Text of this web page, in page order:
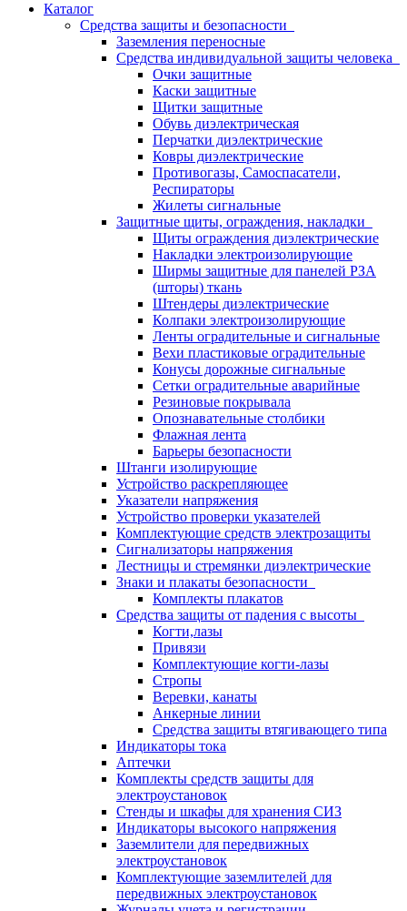
Каталог
Средства защиты и безопасности
Заземления переносные
Средства индивидуальной защиты человека
Очки защитные
Каски защитные
Щитки защитные
Обувь диэлектрическая
Перчатки диэлектрические
Ковры диэлектрические
Противогазы, Самоспасатели,
Респираторы
Жилеты сигнальные
Защитные щиты, ограждения, накладки
Щиты ограждения диэлектрические
Накладки электроизолирующие
Ширмы защитные для панелей РЗА
(шторы) ткань
Штендеры диэлектрические
Колпаки электроизолирующие
Ленты оградительные и сигнальные
Вехи пластиковые оградительные
Конусы дорожные сигнальные
Сетки оградительные аварийные
Резиновые покрывала
Опознавательные столбики
Флажная лента
Барьеры безопасности
Штанги изолирующие
Устройство раскрепляющее
Указатели напряжения
Устройство проверки указателей
Комплектующие средств электрозащиты
Сигнализаторы напряжения
Лестницы и стремянки диэлектрические
Знаки и плакаты безопасности
Комплекты плакатов
Средства защиты от падения с высоты
Когти,лазы
Привязи
Комплектующие когти-лазы
Стропы
Веревки, канаты
Анкерные линии
Средства защиты втягивающего типа
Индикаторы тока
Аптечки
Комплекты средств защиты для
электроустановок
Стенды и шкафы для хранения СИЗ
Индикаторы высокого напряжения
Заземлители для передвижных
электроустановок
Комплектующие заземлителей для
передвижных электроустановок